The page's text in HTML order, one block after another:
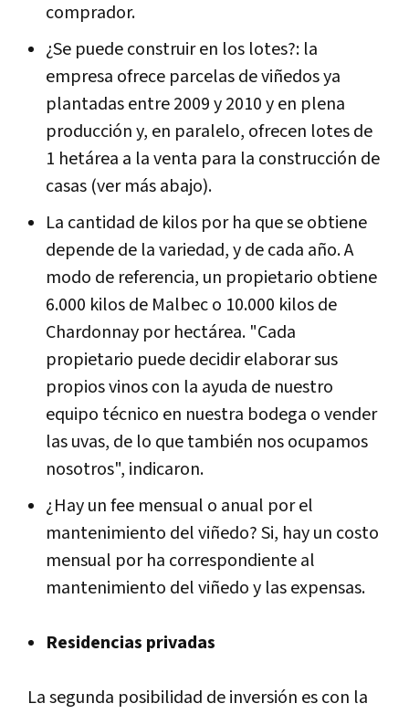
comprador.
¿Se puede construir en los lotes?: la
empresa ofrece parcelas de viñedos ya
plantadas entre 2009 y 2010 y en plena
producción y, en paralelo, ofrecen lotes de
1 hetárea a la venta para la construcción de
casas (ver más abajo).
La cantidad de kilos por ha que se obtiene
depende de la variedad, y de cada año. A
modo de referencia, un propietario obtiene
6.000 kilos de Malbec o 10.000 kilos de
Chardonnay por hectárea. "Cada
propietario puede decidir elaborar sus
propios vinos con la ayuda de nuestro
equipo técnico en nuestra bodega o vender
las uvas, de lo que también nos ocupamos
nosotros", indicaron.
¿Hay un fee mensual o anual por el
mantenimiento del viñedo? Si, hay un costo
mensual por ha correspondiente al
mantenimiento del viñedo y las expensas.
Residencias privadas
La segunda posibilidad de inversión es con la